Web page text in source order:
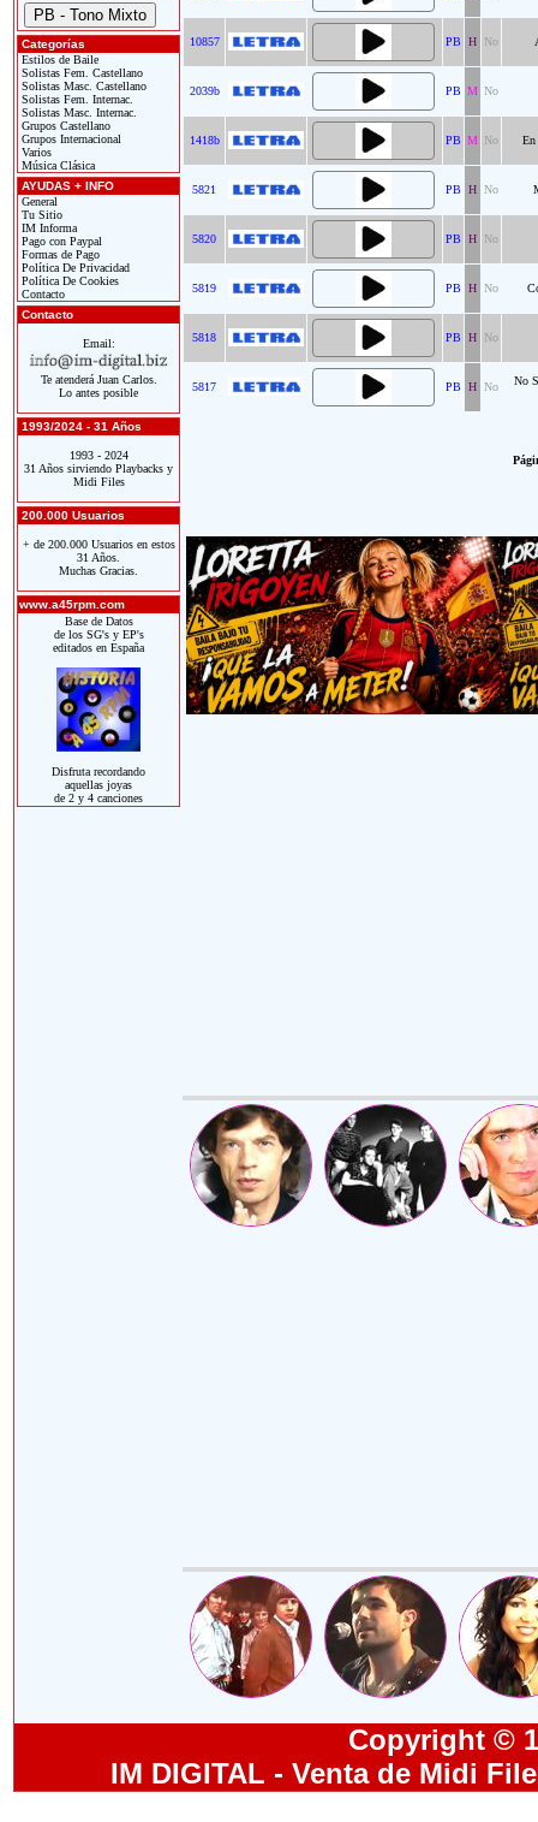
Categorías
Estilos de Baile
Solistas Fem. Castellano
Solistas Masc. Castellano
Solistas Fem. Internac.
Solistas Masc. Internac.
Grupos Castellano
Grupos Internacional
Varios
Música Clásica
AYUDAS + INFO
General
Tu Sitio
IM Informa
Pago con Paypal
Formas de Pago
Política De Privacidad
Política De Cookies
Contacto
Contacto
Email:
Te atenderá Juan Carlos.
Lo antes posible
1993/2024 - 31 Años
1993 - 2024
31 Años sirviendo Playbacks y
Midi Files
200.000 Usuarios
+ de 200.000 Usuarios en estos
31 Años.
Muchas Gracias.
www.a45rpm.com
Base de Datos
de los SG's y EP's
editados en España
Disfruta recordando
aquellas joyas
de 2 y 4 canciones
10857 PB H No
2039b PB M No
1418b PB M No En
5821 PB H No
5820 PB H No
5819 PB H No
5818 PB H No
5817 PB H No No
Copyright ©
IM DIGITAL - Venta de Midi